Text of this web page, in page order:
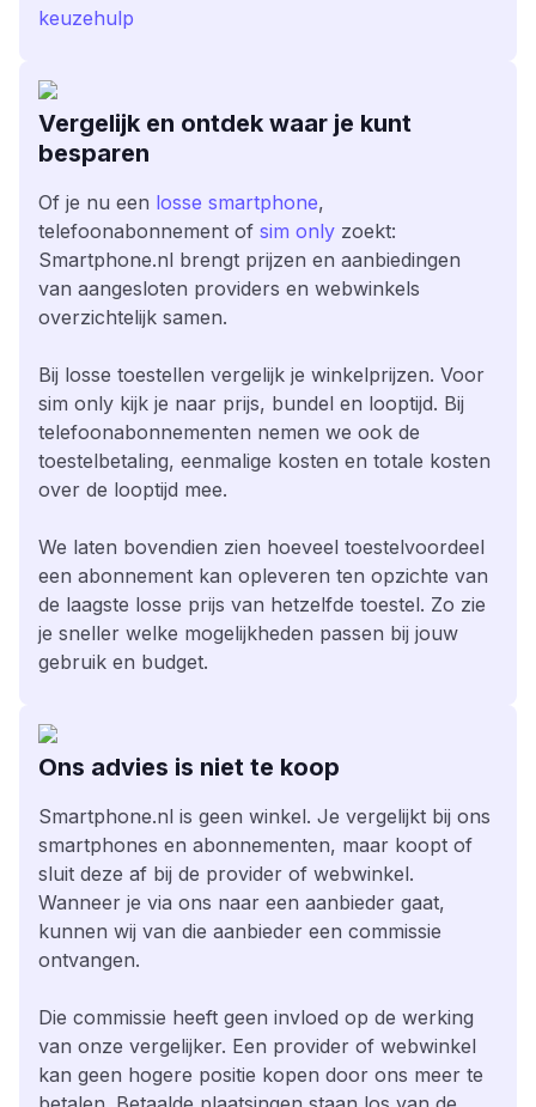
keuzehulp
Vergelijk en ontdek waar je kunt
besparen
Of je nu een losse smartphone,
telefoonabonnement of sim only zoekt:
Smartphone.nl brengt prijzen en aanbiedingen
van aangesloten providers en webwinkels
overzichtelijk samen.
Bij losse toestellen vergelijk je winkelprijzen. Voor
sim only kijk je naar prijs, bundel en looptijd. Bij
telefoonabonnementen nemen we ook de
toestelbetaling, eenmalige kosten en totale kosten
over de looptijd mee.
We laten bovendien zien hoeveel toestelvoordeel
een abonnement kan opleveren ten opzichte van
de laagste losse prijs van hetzelfde toestel. Zo zie
je sneller welke mogelijkheden passen bij jouw
gebruik en budget.
Ons advies is niet te koop
Smartphone.nl is geen winkel. Je vergelijkt bij ons
smartphones en abonnementen, maar koopt of
sluit deze af bij de provider of webwinkel.
Wanneer je via ons naar een aanbieder gaat,
kunnen wij van die aanbieder een commissie
ontvangen.
Die commissie heeft geen invloed op de werking
van onze vergelijker. Een provider of webwinkel
kan geen hogere positie kopen door ons meer te